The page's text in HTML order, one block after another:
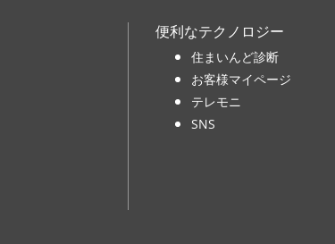
便利なテクノロジー
住まいんど診断
お客様マイページ
テレモニ
SNS